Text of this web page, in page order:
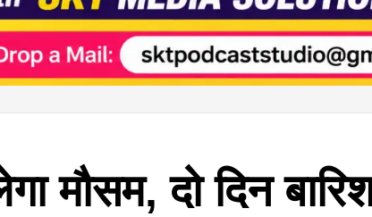
मौसम, दो दिन